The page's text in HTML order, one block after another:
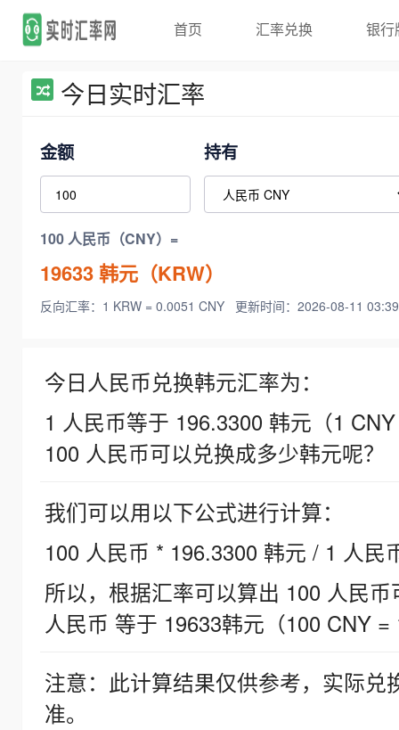
首页 汇率兑换 银行
今日实时汇率
金额 持有
100 人民币（CNY）=
19633韩元（KRW）
反向汇率：1 KRW = 0.0051 CNY 更新时间：2026-08-11
今日人民币兑换韩元汇率为：
1 人民币等于 196.3300 韩元（1
100 人民币可以兑换成多少韩元呢？
我们可以用以下公式进行计算：
100 人民币 * 196.3300 韩元 / 1 人民
所以，根据汇率可以算出 100 人民
人民币 等于 19633韩元（100 CNY =
注意：此计算结果仅供参考，实际
准。